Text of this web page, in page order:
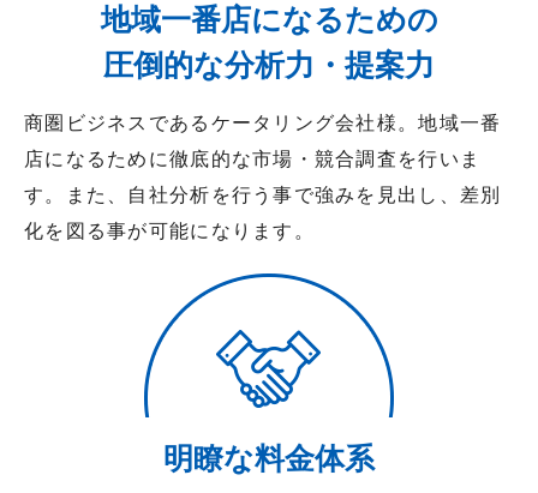
地域一番店になるための
圧倒的な分析力・提案力
商圏ビジネスであるケータリング会社様。地域一番
店になるために徹底的な市場・競合調査を行いま
す。また、自社分析を行う事で強みを見出し、差別
化を図る事が可能になります。
明瞭な料金体系